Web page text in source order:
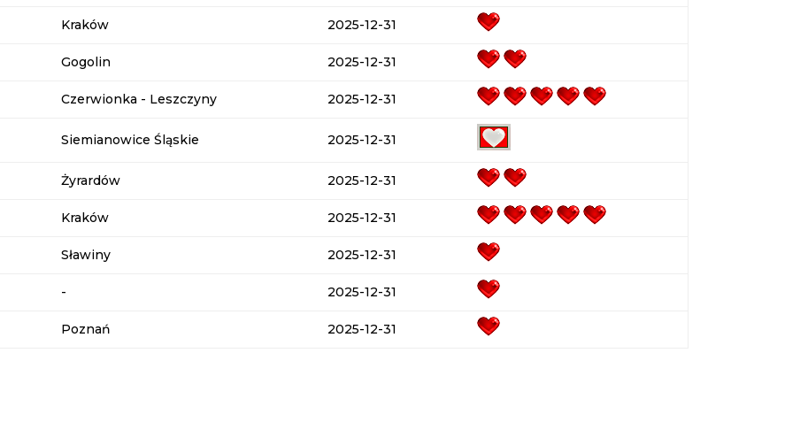
Kraków 2025-12-31
Gogolin 2025-12-31
Czerwionka - Leszczyny 2025-12-31
Siemianowice Śląskie 2025-12-31
Żyrardów 2025-12-31
Kraków 2025-12-31
Sławiny 2025-12-31
- 2025-12-31
Poznań 2025-12-31